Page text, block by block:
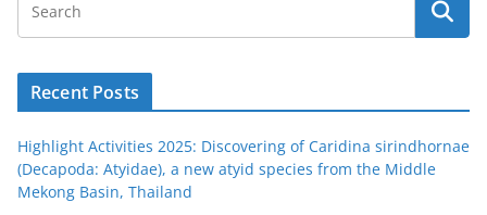
Recent Posts
Highlight Activities 2025: Discovering of Caridina sirindhornae
(Decapoda: Atyidae), a new atyid species from the Middle
Mekong Basin, Thailand